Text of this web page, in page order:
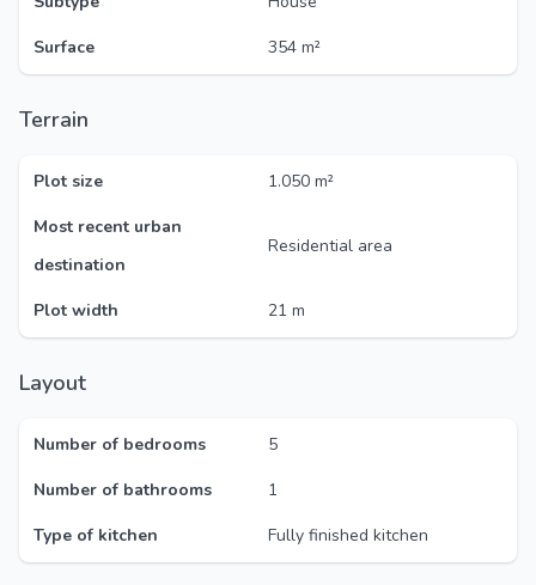
Surface
354 m²
Terrain
Plot size
1.050 m²
Most recent urban
destination
Residential area
Plot width 21 m
Layout
Number of bedrooms
5
Number of bathrooms
1
Type of kitchen
Fully finished kitchen